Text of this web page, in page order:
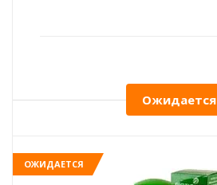
Ожидается
ОЖИДАЕТСЯ